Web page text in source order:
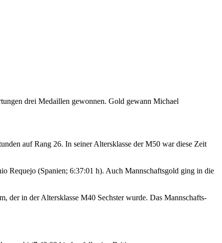
drei Medaillen gewonnen. Gold gewann Michael
auf Rang 26. In seiner Altersklasse der M50 war diese Zeit
Requejo (Spanien; 6:37:01 h). Auch Mannschaftsgold ging in die
der in der Altersklasse M40 Sechster wurde. Das Mannschafts-